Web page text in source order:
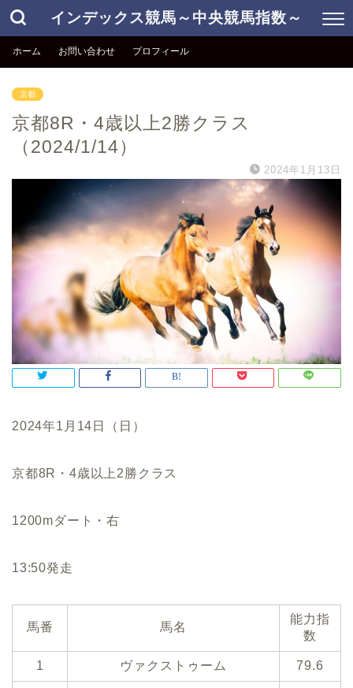
インデックス競馬～中央競馬指数～
ホーム お問い合わせ プロフィール
京都
京都8R・4歳以上2勝クラス
（2024/1/14）
2024年1月13日
2024年1月14日（日）
京都8R・4歳以上2勝クラス
1200mダート・右
13:50発走
馬番 馬名
能力指
数
1 ヴァクストゥーム 79.6